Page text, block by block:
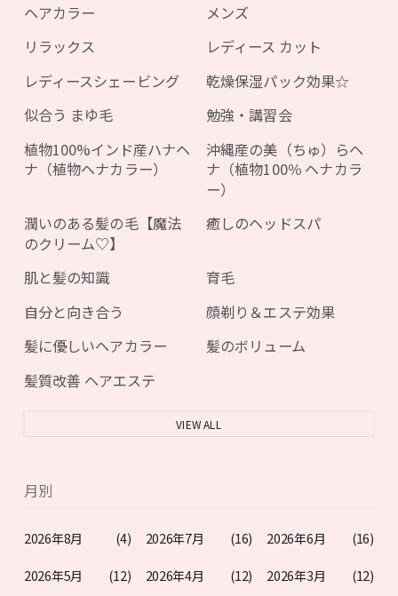
ヘアカラー
メンズ
リラックス
レディース カット
レディースシェービング
乾燥保湿パック効果☆
似合う まゆ毛
勉強・講習会
植物100%インド産ハナヘ
ナ（植物ヘナカラー）
沖縄産の美（ちゅ）らヘ
ナ（植物100％ ヘナカラ
ー）
潤いのある髪の毛【魔法
のクリーム♡】
癒しのヘッドスパ
肌と髪の知識
育毛
自分と向き合う
顔剃り＆エステ効果
髪に優しいヘアカラー
髪のボリューム
髪質改善 ヘアエステ
VIEW ALL
月別
2026年8月 (4) 2026年7月 (16) 2026年6月 (16)
2026年5月 (12) 2026年4月 (12) 2026年3月 (12)